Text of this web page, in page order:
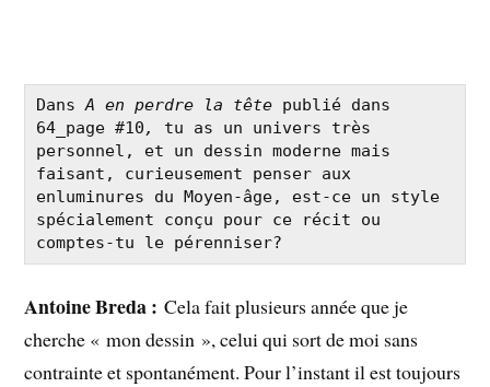
Dans A en perdre la tête publié dans
64_page #10, tu as un univers très
personnel, et un dessin moderne mais
faisant, curieusement penser aux
enluminures du Moyen-âge, est-ce un style
spécialement conçu pour ce récit ou
comptes-tu le pérenniser?
Antoine Breda :Cela fait plusieurs année que je
cherche « mon dessin », celui qui sort de moi sans
contrainte et spontanément. Pour l’instant il est toujours